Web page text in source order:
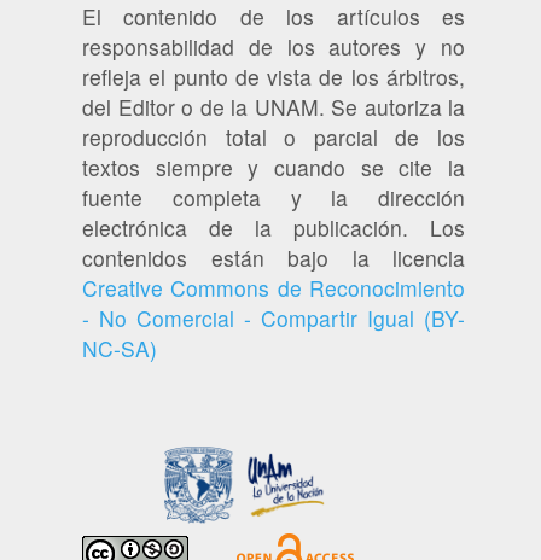
El contenido de los artículos es
responsabilidad de los autores y no
refleja el punto de vista de los árbitros,
del Editor o de la UNAM. Se autoriza la
reproducción total o parcial de los
textos siempre y cuando se cite la
fuente completa y la dirección
electrónica de la publicación. Los
contenidos están bajo la licencia
Creative Commons de Reconocimiento
- No Comercial - Compartir Igual (BY-
NC-SA)